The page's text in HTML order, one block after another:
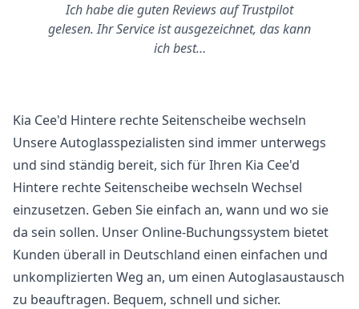
Ich habe die guten Reviews auf Trustpilot
gelesen. Ihr Service ist ausgezeichnet, das kann
ich best…
Kia Cee'd Hintere rechte Seitenscheibe wechseln
Unsere Autoglasspezialisten sind immer unterwegs
und sind ständig bereit, sich für Ihren Kia Cee'd
Hintere rechte Seitenscheibe wechseln Wechsel
einzusetzen. Geben Sie einfach an, wann und wo sie
da sein sollen. Unser Online-Buchungssystem bietet
Kunden überall in Deutschland einen einfachen und
unkomplizierten Weg an, um einen Autoglasaustausch
zu beauftragen. Bequem, schnell und sicher.